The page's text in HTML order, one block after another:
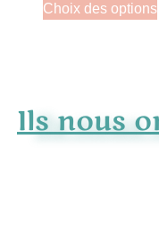
Choix des options
Ils nous